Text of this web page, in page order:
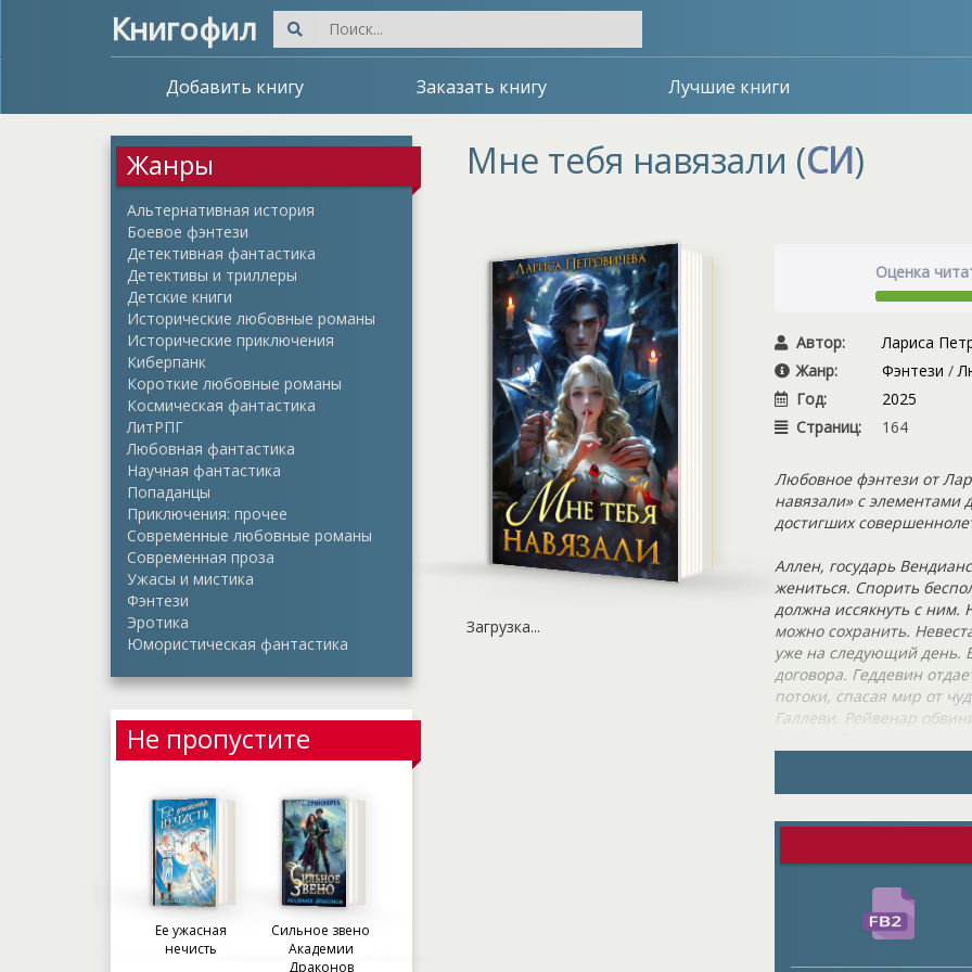
Книгофил
Добавить книгу Заказать книгу Лучшие книги
Жанры
Альтернативная история
Боевое фэнтези
Детективная фантастика
Детективы и триллеры
Детские книги
Исторические любовные романы
Исторические приключения
Киберпанк
Короткие любовные романы
Космическая фантастика
ЛитРПГ
Любовная фантастика
Научная фантастика
Попаданцы
Приключения: прочее
Современные любовные романы
Современная проза
Ужасы и мистика
Фэнтези
Эротика
Юмористическая фантастика
Не пропустите
Ее ужасная
нечисть
Сильное звено
Академии
Драконов
Мне тебя навязали (СИ)
Загрузка...
Оценка
Автор:
Лариса
Жанр:
Фэнтези /
Год:
2025
Страниц:
164
Любовное фэнтези от
навязали» с элементами
достигших
Аллен, государь
жениться. Спорить
должна иссякнуть с ним.
можно сохранить.
уже на следующий день.
договора. Геддевин
потоки, спасая мир от
Галлеви. Рейвенар
Пусть чудовища и не
себе риск. Комета
решающий момент. Тьма
Галлеви, появляющаяся
зловещим
Адемин всегда